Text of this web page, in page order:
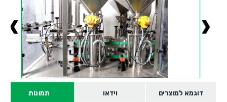
תמונות וידאו דוגמא למוצרים